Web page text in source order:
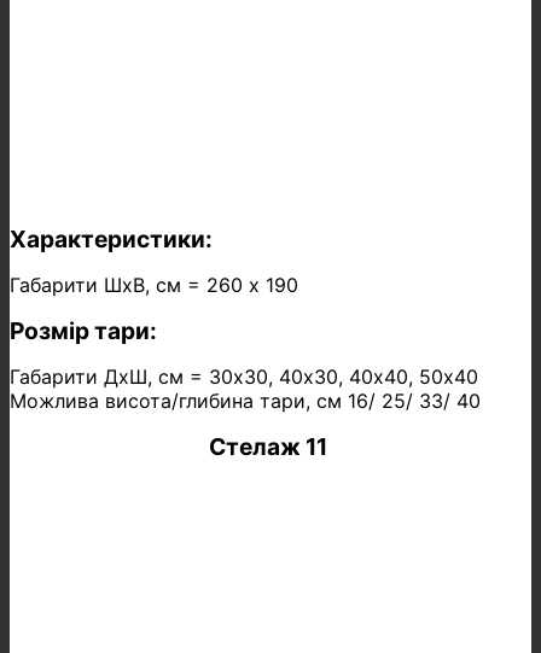
Характеристики:
Габарити ШхВ, см = 260 х 190
Розмір тари:
Габарити ДхШ, см = 30х30, 40х30, 40х40, 50х40
Можлива висота/глибина тари, см 16/ 25/ 33/ 40
Стелаж 11